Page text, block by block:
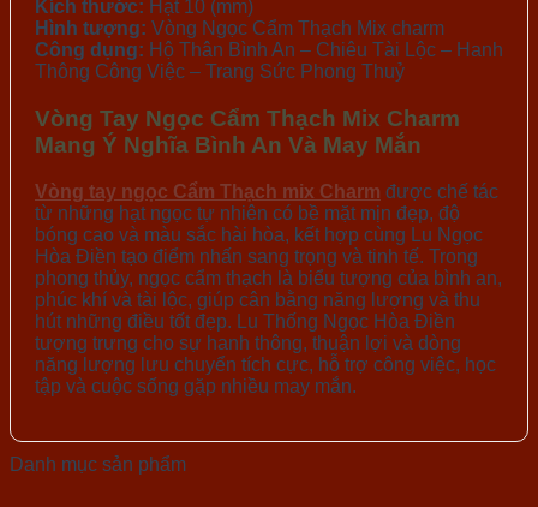
Kích thước: Hạt 10 (mm)
Hình tượng: Vòng Ngọc Cẩm Thạch Mix charm
Công dụng: Hộ Thân Bình An – Chiêu Tài Lộc – Hanh
Thông Công Việc – Trang Sức Phong Thuỷ
Vòng Tay Ngọc Cẩm Thạch Mix Charm
Mang Ý Nghĩa Bình An Và May Mắn
Vòng tay ngọc Cẩm Thạch mix Charm được chế tác
từ những hạt ngọc tự nhiên có bề mặt mịn đẹp, độ
bóng cao và màu sắc hài hòa, kết hợp cùng Lu Ngọc
Hòa Điền tạo điểm nhấn sang trọng và tinh tế. Trong
phong thủy, ngọc cẩm thạch là biểu tượng của bình an,
phúc khí và tài lộc, giúp cân bằng năng lượng và thu
hút những điều tốt đẹp. Lu Thống Ngọc Hòa Điền
tượng trưng cho sự hanh thông, thuận lợi và dòng
năng lượng lưu chuyển tích cực, hỗ trợ công việc, học
tập và cuộc sống gặp nhiều may mắn.
Danh mục sản phẩm